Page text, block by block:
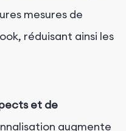
mesures de
réduisant ainsi les
et de
augmente